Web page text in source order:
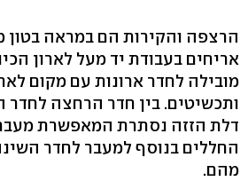
הרצפה והקירות הם במראה בטון
אריחים בעבודת יד מעל לארון
מובילה לחדר ארונות עם מקום
ותכשיטים. בין חדר הרחצה לחדר
דלת הזזה נסתרת המאפשרת מעבר
החללים בנוסף למעבר לחדר
מהם.